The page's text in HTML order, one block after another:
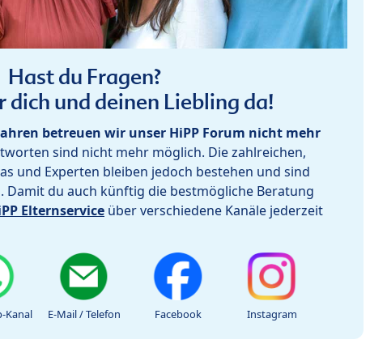
Hast du Fragen?
dich und deinen Liebling da!
betreuen wir unser HiPP Forum nicht mehr
sind nicht mehr möglich. Die zahlreichen,
und Experten bleiben jedoch bestehen und sind
du auch künftig die bestmögliche Beratung
Elternservice über verschiedene Kanäle jederzeit
Kanal E-Mail / Telefon Facebook Instagram